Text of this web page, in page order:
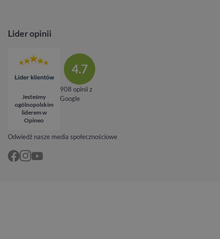
Odwiedź nasze media społecznościowe
Lider opinii
Jesteśmy
ogólnopolskim
liderem w
Opineo
4.7
908 opinii z
Google